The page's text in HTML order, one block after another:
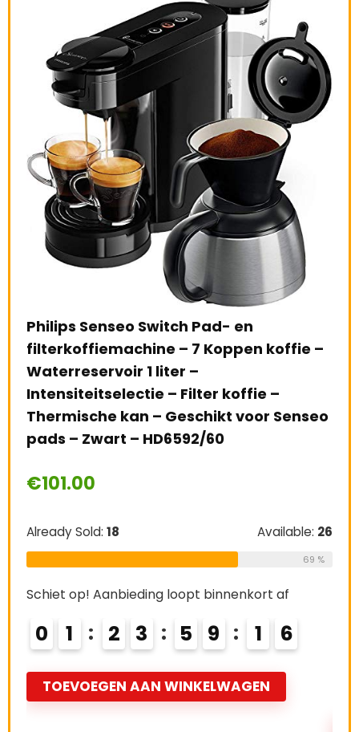
Pad- en
7 Koppen koffie –
koffie –
voor Senseo
60
Available:
binnenkort af
9 5
Russell Hobbs Waterkoker
W] Kleuren+crème van
(snelkookfunctie,
kalkfilter,
Schiet op! Aanbieding loopt
0 2 2 3